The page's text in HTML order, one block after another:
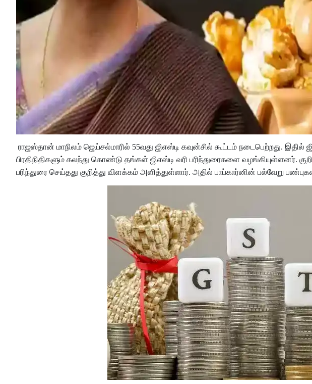
ராஜஸ்தான் மாநிலம் ஜெய்சல்மாரில் 55வது ஜிஎஸ்டி கவுன்சில் கூட்டம் நடைபெற்றது. இதில்
பிரதிநிதிகளும் கலந்து கொண்டு தங்கள் ஜிஎஸ்டி வரி பரிந்துரைகளை வழங்கியுள்ளனர்.
பரிந்துரை செய்தது குறித்து விளக்கம் அளித்துள்ளார். அதில் பாப்கார்னின் பல்வேறு பண்புகள்